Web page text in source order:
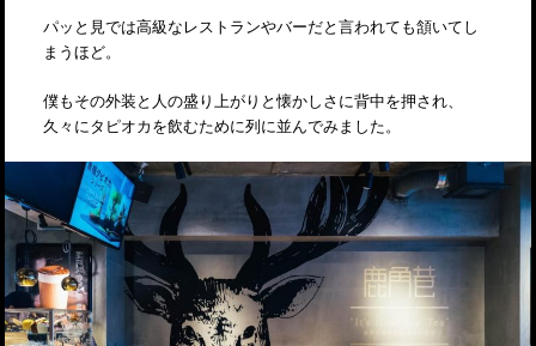
パッと見では高級なレストランやバーだと言われても頷いてし
まうほど。
僕もその外装と人の盛り上がりと懐かしさに背中を押され、
久々にタピオカを飲むために列に並んでみました。